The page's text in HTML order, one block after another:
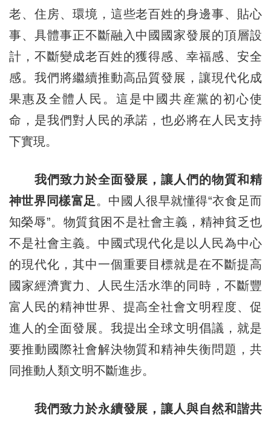
老、住房、環境，這些老百姓的身邊事、貼心
事、具體事正不斷融入中國國家發展的頂層設
計，不斷變成老百姓的獲得感、幸福感、安全
感。我們將繼續推動高品質發展，讓現代化成
果惠及全體人民。這是中國共産黨的初心使
命，是我們對人民的承諾，也必將在人民支持
下實現。
我們致力於全面發展，讓人們的物質和精
神世界同樣富足 。中國人很早就懂得“衣食足而
知榮辱”。物質貧困不是社會主義，精神貧乏也
不是社會主義。中國式現代化是以人民為中心
的現代化，其中一個重要目標就是在不斷提高
國家經濟實力、人民生活水準的同時，不斷豐
富人民的精神世界、提高全社會文明程度、促
進人的全面發展。我提出全球文明倡議，就是
要推動國際社會解決物質和精神失衡問題，共
同推動人類文明不斷進步。
我們致力於永續發展，讓人與自然和諧共